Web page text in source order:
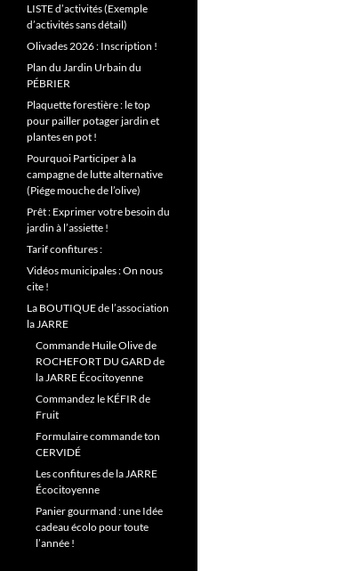
LISTE d’activités (Exemple
d’activités sans détail)
Olivades 2026 : Inscription !
Plan du Jardin Urbain du
PÉBRIER
Plaquette forestière : le top
pour pailler potager jardin et
plantes en pot !
Pourquoi Participer à la
campagne de lutte alternative
(Piége mouche de l’olive)
Prêt : Exprimer votre besoin du
jardin à l’assiette !
Tarif confitures :
Vidéos municipales : On nous
cite !
La BOUTIQUE de l’association
la JARRE
Commande Huile Olive de
ROCHEFORT DU GARD de
la JARRE Écocitoyenne
Commandez le KÉFIR de
Fruit
Formulaire commande ton
CERVIDÉ
Les confitures de la JARRE
Écocitoyenne
Panier gourmand : une Idée
cadeau écolo pour toute
l’année !